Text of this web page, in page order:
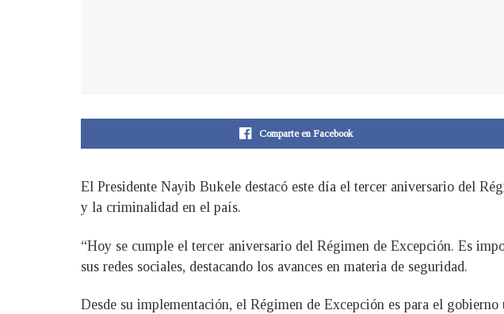
Comparte en Facebook
El Presidente Nayib Bukele destacó este día el tercer aniversario del
y la criminalidad en el país.
“Hoy se cumple el tercer aniversario del Régimen de Excepción. Es
sus redes sociales, destacando los avances en materia de seguridad.
Desde su implementación, el Régimen de Excepción es para el